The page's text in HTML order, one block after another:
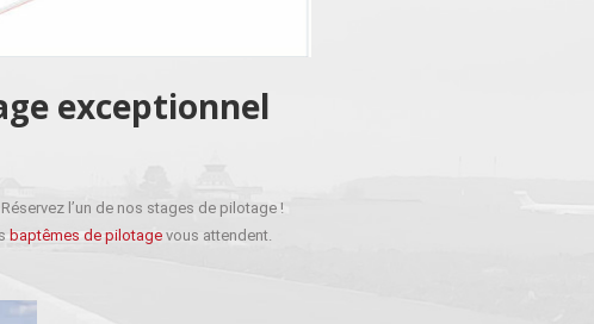
exceptionnel
l’un de nos stages de pilotage !
baptêmes de pilotage vous attendent.